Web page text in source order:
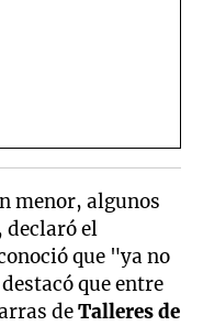
menor, algunos
declaró el
que "ya no
que entre
deTalleres de